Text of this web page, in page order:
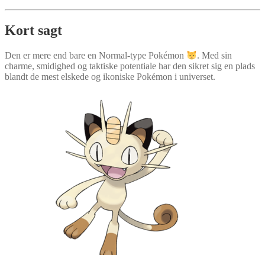
Kort sagt
Den er mere end bare en Normal-type Pokémon
. Med sin
charme, smidighed og taktiske potentiale har den sikret sig en plads
blandt de mest elskede og ikoniske Pokémon i universet.